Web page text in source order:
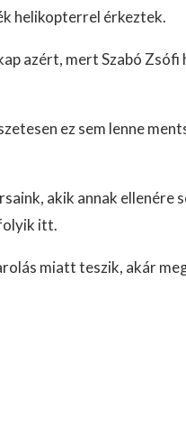
helikopterrel érkeztek.
azért, mert Szabó Zsófi
ez sem lenne
akik annak ellenére
itt.
miatt teszik, akár